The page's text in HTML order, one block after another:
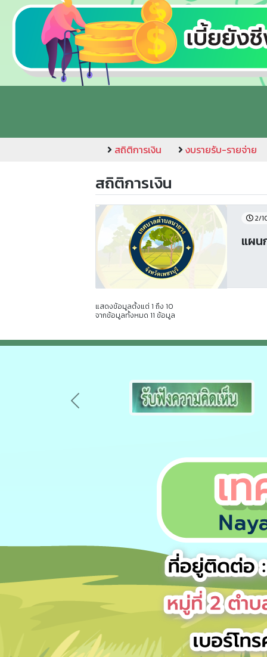
สถิติการเงิน งบรายรับ-รายจ่าย
สถิติการเงิน
2/
แผน
แสดงข้อมูลตั้งแต่ 1 ถึง 10
จากข้อมูลทั้งหมด 11 ข้อมูล
Previous